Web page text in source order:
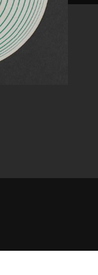
Georges Meguerditchian/Dist.